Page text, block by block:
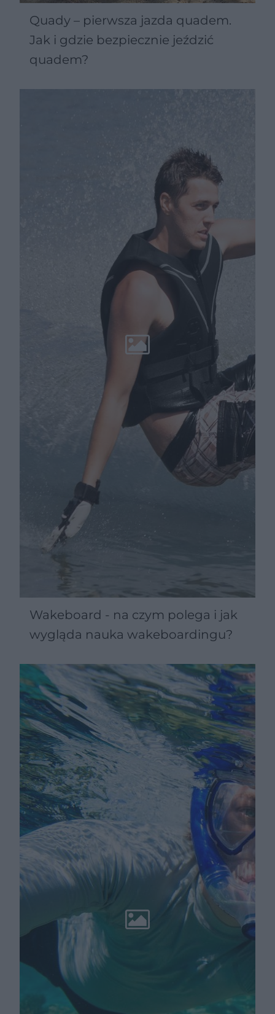
Quady – pierwsza jazda quadem.
Jak i gdzie bezpiecznie jeździć
quadem?
Wakeboard - na czym polega i jak
wygląda nauka wakeboardingu?